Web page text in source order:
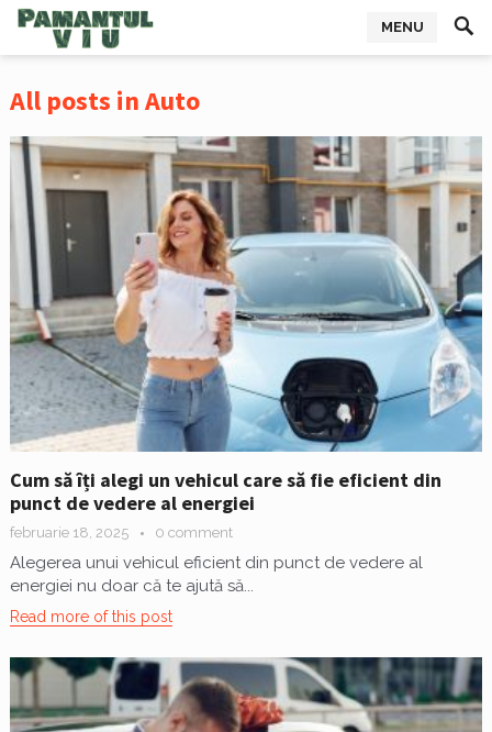
MENU
All posts in Auto
Cum să îți alegi un vehicul care să fie eficient din
punct de vedere al energiei
februarie 18, 2025 0 comment
Alegerea unui vehicul eficient din punct de vedere al
energiei nu doar că te ajută să...
Read more of this post